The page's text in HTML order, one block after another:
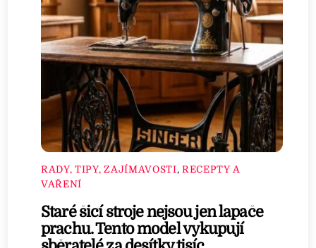
RADY, TIPY, ZAJÍMAVOSTI, RECEPTY A
VAŘENÍ
Staré šicí stroje nejsou jen lapače
prachu. Tento model vykupují